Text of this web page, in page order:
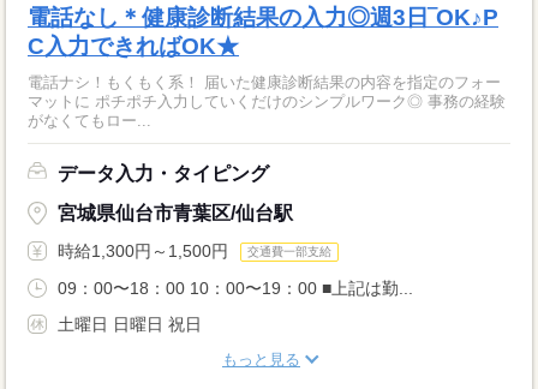
電話なし＊健康診断結果の入力◎週3日‾OK♪P
C入力できればOK★
電話ナシ！もくもく系！ 届いた健康診断結果の内容を指定のフォー
マットに ポチポチ入力していくだけのシンプルワーク◎ 事務の経験
がなくてもロー...
データ入力・タイピング
宮城県仙台市青葉区/仙台駅
時給1,300円～1,500円 交通費一部支給
09：00〜18：00 10：00〜19：00 ■上記は勤...
土曜日 日曜日 祝日
もっと見る